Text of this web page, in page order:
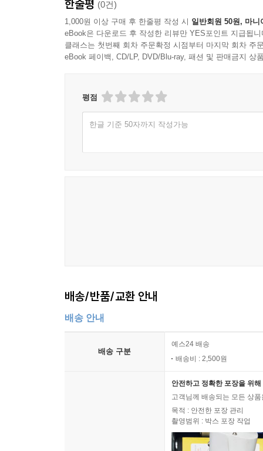
한줄평 (0건)
1,000원 이상 구매 후 한줄평 작성 시 일반회원 50원, 마니
eBook은 다운로드 후 작성한 리뷰만 YES포인트 지급됩니
클래스는 첫번째 회차 주문확정 시점부터 마지막 회차 주
eBook 페이백, CD/LP, DVD/Blu-ray, 패션 및 판매금지 상
평점
한글 기준 50자까지 작성가능
배송/반품/교환 안내
배송 안내
배송 구분
예스24 배송
배송비 : 2,500원
안전하고 정확한 포장을 위
고객님께 배송되는 모든 상
목적 : 안전한 포장 관리
촬영범위 : 박스 포장 작업